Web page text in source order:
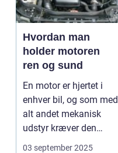
Hvordan man
holder motoren
ren og sund
En motor er hjertet i
enhver bil, og som med
alt andet mekanisk
udstyr kræver den
omsorg for a...
03 september 2025